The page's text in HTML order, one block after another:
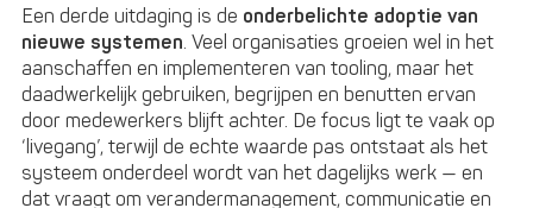
Een derde uitdaging is de onderbelichte adoptie van
nieuwe systemen. Veel organisaties groeien wel in het
aanschaffen en implementeren van tooling, maar het
daadwerkelijk gebruiken, begrijpen en benutten ervan
door medewerkers blijft achter. De focus ligt te vaak op
‘livegang’, terwijl de echte waarde pas ontstaat als het
systeem onderdeel wordt van het dagelijks werk — en
dat vraagt om verandermanagement, communicatie en